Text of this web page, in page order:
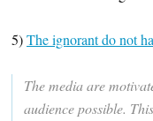
5)The ignorant do not
The media are
audience possible.